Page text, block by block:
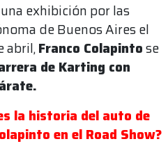
exhibición por las
de Buenos Aires el
abril,Franco Colapintose
de Karting con
la historia del auto de
en el Road Show?